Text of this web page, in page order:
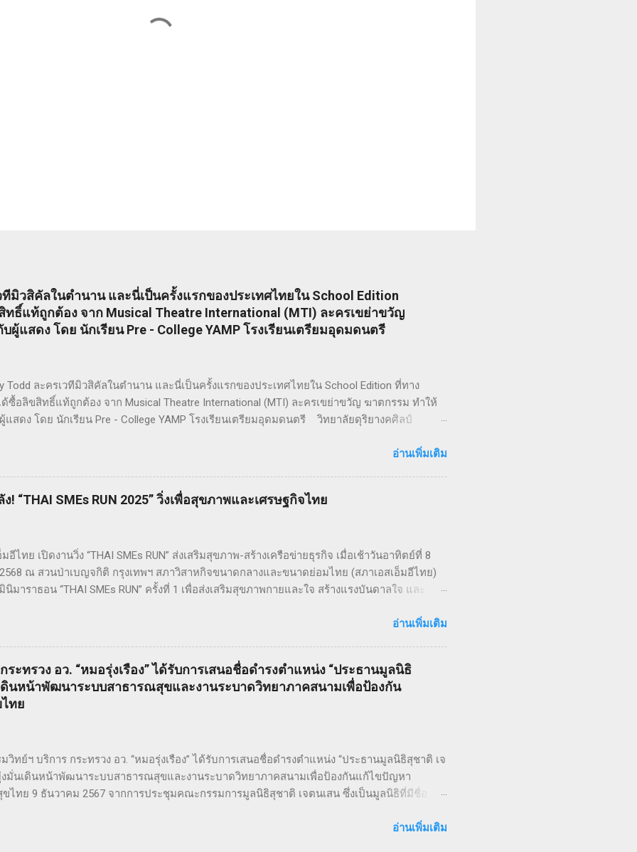
ทีมิวสิคัลในตำนาน และนี่เป็นครั้งแรกของประเทศไทยใน School Edition
ทธิ์แท้ถูกต้อง จาก Musical Theatre International (MTI) ละครเขย่าขวัญ
ผู้แสดง โดย นักเรียน Pre - College YAMP โรงเรียนเตรียมอุดมดนตรี
Todd ละครเวทีมิวสิคัลในตำนาน และนี่เป็นครั้งแรกของประเทศไทยใน School Edition ที่ทาง
ด้ซื้อลิขสิทธิ์แท้ถูกต้อง จาก Musical Theatre International (MTI) ละครเขย่าขวัญ ฆาตกรรม ทำให้
แสดง โดย นักเรียน Pre - College YAMP โรงเรียนเตรียมอุดมดนตรี วิทยาลัยดุริยางคศิลป์
โดย ดำเกิง ฐิตะปิยะศักดิ์ หรือ คุณบิ๊ก Sweeney Todd เป็นเรื่องราวในสมัยวิกตอเรียของช่างตัดผม
Todd มีต้นกำเนิดมาจากนวนิยาย สมัยวิกตอเรีย ที่ได้รับความนิยมอย่างต่อเนื่อง ซึ่งรู้จักกันใน
Dreadfuls เรื่องราวที่ชื่อว่า The String of Pearls ซึ่งได้รับการตีพิมพ์ในนิตยสารรายสัปดาห์ในช่วง
อ่านเพิ่มเติม
! “THAI SMEs RUN 2025” วิ่งเพื่อสุขภาพและเศรษฐกิจไทย
มอีไทย เปิดงานวิ่ง “THAI SMEs RUN” ส่งเสริมสุขภาพ-สร้างเครือข่ายธุรกิจ เมื่อเช้าวันอาทิตย์ที่ 8
ณ สวนป่าเบญจกิติ กรุงเทพฯ สภาวิสาหกิจขนาดกลางและขนาดย่อมไทย (สภาเอสเอ็มอีไทย)
นิมาราธอน “THAI SMEs RUN” ครั้งที่ 1 เพื่อส่งเสริมสุขภาพกายและใจ สร้างแรงบันดาลใจ และ
ที่เน้นการก้าวไปข้างหน้า เติบโตอย่างมั่นคง และมุ่งสู่เป้าหมายร่วมกัน งานวิ่ง THAI SMEs RUN:
กม.) ผู้เข้าร่วมทุกคนได้รับเสื้อวิ่งและเหรียญที่ระลึก พร้อมลุ้นถ้วยรางวัล Overall สำหรับผู้เข้าเส้นชัย
นอกจากส่งเสริมสุขภาพ งานนี้ยังเป็นเวทีสำคัญสำหรับ การสร้างเครือข่ายธุรกิจ แลกเปลี่ยนมุมมอง
พลังความร่วมมือของ SMEs ไทย ผู้นำและผู้สนับสนุนงานวิ่ง THAI SMEs RUN งานนี้ได้รับเกียรติจาก
ทั้งภาครัฐและเอกชน นำโดย คุณไชยวัฒน์ หาญสมวงศ์ ประธานกิตติมศั...
อ่านเพิ่มเติม
ะทรวง อว. “หมอรุ่งเรือง” ได้รับการเสนอชื่อดำรงตำแหน่ง “ประธานมูลนิธิ
ดินหน้าพัฒนาระบบสาธารณสุขและงานระบาดวิทยาภาคสนามเพื่อป้องกัน
ทย
วิทย์ฯ บริการ กระทรวง อว. “หมอรุ่งเรือง” ได้รับการเสนอชื่อดำรงตำแหน่ง “ประธานมูลนิธิสุชาติ เจ
งมั่นเดินหน้าพัฒนาระบบสาธารณสุขและงานระบาดวิทยาภาคสนามเพื่อป้องกันแก้ไขปัญหา
ไทย 9 ธันวาคม 2567 จากการประชุมคณะกรรมการมูลนิธิสุชาติ เจตนเสน ซึ่งเป็นมูลนิธิที่มีชื่อ
ยาภาคสนาม ซึ่งมีส่วนสำคัญให้ระบบสุขภาพของประเทศไทยอยู่ในระดับ 1 ใน 5 ของโลก คณะกร
อ่านเพิ่มเติม